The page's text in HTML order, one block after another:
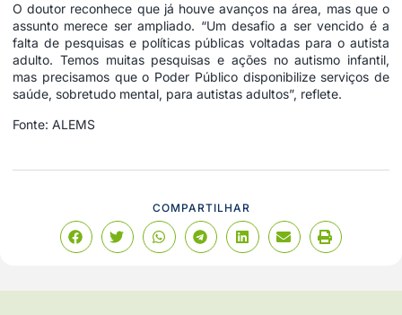
O doutor reconhece que já houve avanços na área, mas que o
assunto merece ser ampliado. “Um desafio a ser vencido é a
falta de pesquisas e políticas públicas voltadas para o autista
adulto. Temos muitas pesquisas e ações no autismo infantil,
mas precisamos que o Poder Público disponibilize serviços de
saúde, sobretudo mental, para autistas adultos”, reflete.
Fonte: ALEMS
COMPARTILHAR